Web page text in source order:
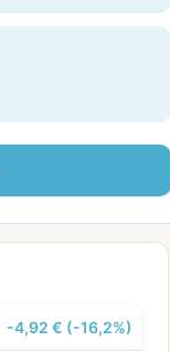
-4,92 € (-16,2%)